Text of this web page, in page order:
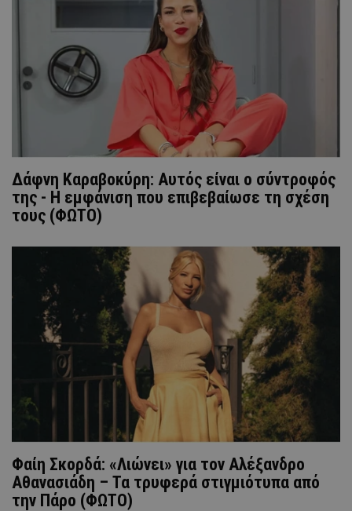
Δάφνη Καραβοκύρη: Αυτός είναι ο σύντροφός
της - Η εμφάνιση που επιβεβαίωσε τη σχέση
τους (ΦΩΤΟ)
Φαίη Σκορδά: «Λιώνει» για τον Αλέξανδρο
Αθανασιάδη – Τα τρυφερά στιγμιότυπα από
την Πάρο (ΦΩΤΟ)